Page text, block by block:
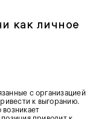
как личное
с организацией
к выгоранию.